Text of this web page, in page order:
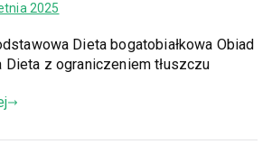
2025
Dieta bogatobiałkowa Obiad
Dieta z ograniczeniem tłuszczu